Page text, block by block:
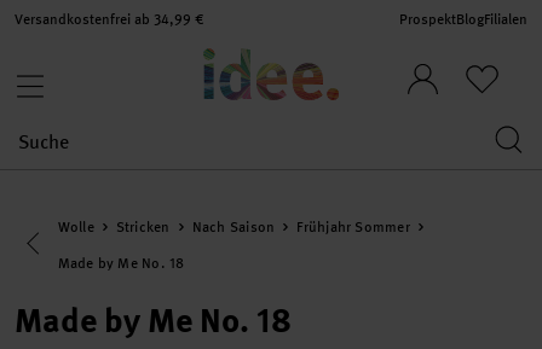
Versandkostenfrei ab 34,99 € ProspektBlogFilialen
Eine Kategorie zurück navigieren
Wolle Stricken Nach Saison
Frühjahr Sommer
Made by Me No. 18
Made by Me No. 18